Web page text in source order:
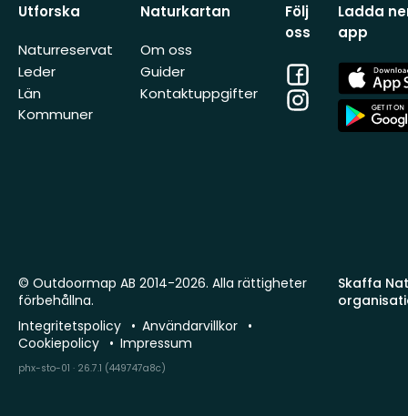
Utforska
Naturreservat
Leder
Län
Kommuner
Naturkartan
Om oss
Guider
Kontaktuppgifter
Följ
oss
Facebook
Instagram
Ladda
app
App
Store
App
Store
Skaffa
© Outdoormap AB 2014-2026. Alla rättigheter
förbehållna.
Integritetspolicy
Användarvillkor
Cookiepolicy
Impressum
phx-sto-01 · 26.7.1 (449747a8c)